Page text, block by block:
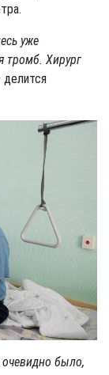
уже
тромб. Хирург
делится
было,